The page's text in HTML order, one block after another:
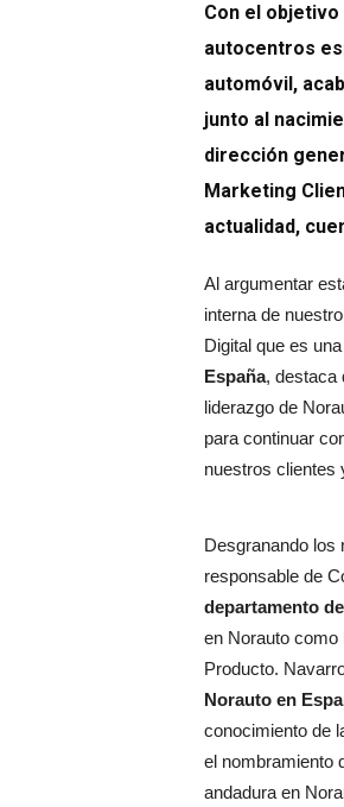
Con el
autocentros
automóvil,
junto al
dirección
Marketing
actualidad,
Al argumentar
interna de
Digital que es
España, destaca
liderazgo de
para continuar
nuestros clientes
Desgranando los
responsable de
departamento
en Norauto
Producto.
Norauto en
conocimiento de
el nombramiento
andadura en